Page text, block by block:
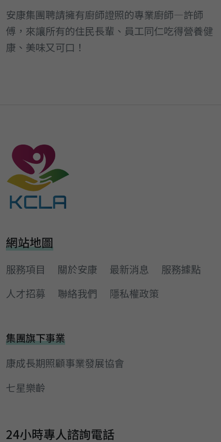
安康集團聘請擁有廚師證照的專業廚師—許師
傅，來讓所有的住民長輩、員工同仁吃得營養健
康、美味又可口！
網站地圖
服務項目 關於安康 最新消息
服務據點
人才招募
聯絡我們 隱私權政策
集團旗下事業
康成長期照顧事業發展協會
七星樂齡
24小時專人諮詢電話